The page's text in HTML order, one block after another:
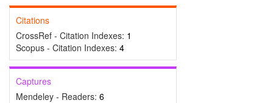
Citations
CrossRef - Citation Indexes: 1
Scopus - Citation Indexes: 4
Captures
Mendeley - Readers: 6